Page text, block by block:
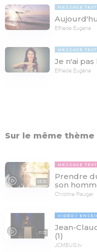
MESSAGE
Elfriede Eugène
MESSAGE
Je n'ai
Elfriede Eugène
Sur le même thème
03:01
MESSAGE
Prendre
son
Christine Piauger
11:01
VIDÉO
Jean-
(1)
JCMBUIS.tv